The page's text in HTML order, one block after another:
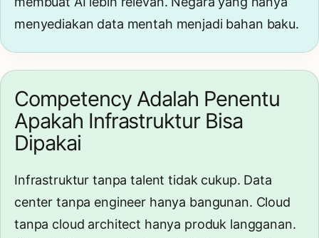
menyediakan data mentah menjadi bahan baku.
Competency Adalah Penentu
Apakah Infrastruktur Bisa
Dipakai
Infrastruktur tanpa talent tidak cukup. Data
center tanpa engineer hanya bangunan. Cloud
tanpa cloud architect hanya produk langganan.